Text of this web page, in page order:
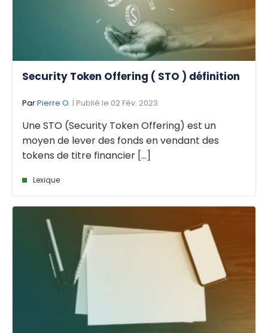
Security Token Offering ( STO ) définition
ParPierre O. | Publié le 02 Fév. 2023
Une STO (Security Token Offering) est un
moyen de lever des fonds en vendant des
tokens de titre financier [...]
Lexique